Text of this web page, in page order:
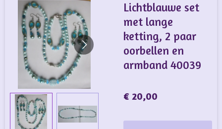
Lichtblauwe set
met lange
ketting, 2 paar
oorbellen en
armband 40039
€ 20,00